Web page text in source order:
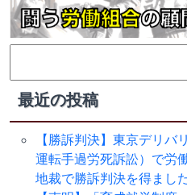
索:
最近の投稿
【勝訴判決】東京デリ
運転手過労死訴訟）で労
地裁で勝訴判決を得まし